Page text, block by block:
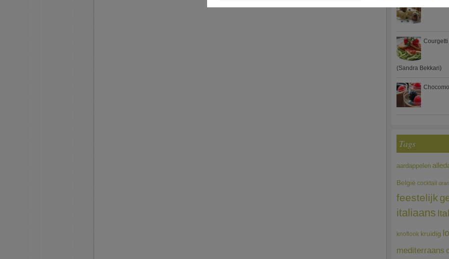
(Sandra Bekkari)
Tags
aardappelen
België cocktail
feestelijk
italiaans
knoflook kruidig
mediterraans